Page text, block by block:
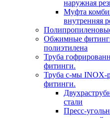
наружная
Муфта
внутренняя
Обжимные
полиэтилена
Труба
фитинги.
Труба с-мы INOX-
фитинги.
стали
Пресс-